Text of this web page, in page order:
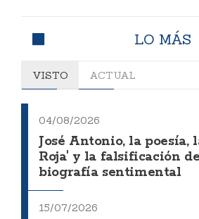
LO MÁS
VISTO ACTUAL
04/08/2026
José Antonio, la poesía,
Roja' y la falsificación
biografía sentimental
15/07/2026